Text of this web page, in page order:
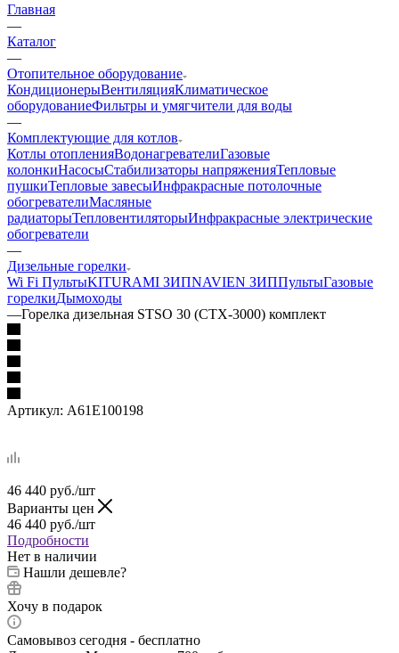
Главная
—
Каталог
—
Отопительное оборудование
КондиционерыВентиляцияКлиматическое
оборудованиеФильтры и умягчители для воды
—
Комплектующие для котлов
Котлы отопленияВодонагревателиГазовые
колонкиНасосыСтабилизаторы напряженияТепловые
пушкиТепловые завесыИнфракрасные потолочные
обогревателиМасляные
радиаторыТепловентиляторыИнфракрасные электрические
обогреватели
—
Дизельные горелки
Wi Fi ПультыKITURAMI ЗИПNAVIEN ЗИППультыГазовые
горелкиДымоходы
—Горелка дизельная STSO 30 (CTX-3000) комплект
Артикул: A61E100198
46 440 руб./шт
Варианты цен
46 440 руб./шт
Подробности
Нет в наличии
Нашли дешевле?
Хочу в подарок
Самовывоз сегодня - бесплатно